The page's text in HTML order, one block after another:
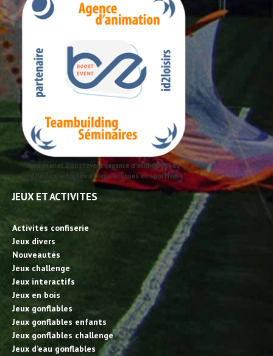
Partenariat Boostevent (agence d'animation) et
id2loisirs activités et jeux ludiques et sportives
JEUX ET ACTIVITES
Activités confiserie
Jeux divers
Nouveautés
Jeux challenge
Jeux interactifs
Jeux en bois
Jeux gonflables
Jeux gonflables enfants
Jeux gonflables challenge
Jeux d’eau gonflables